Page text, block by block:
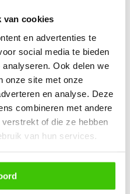
van cookies
en advertenties te
social media te bieden
Ook delen we
onze site met onze
en analyse. Deze
combineren met andere
of die ze hebben
van hun services.
pan
heeft vele voordelen. Wij
rij.
antiaanbaklaag door de
welke een basis heeft van
Hierdoor worden de
deel en worden ze ook qua
de warmte goed vast,
warm kunt maken.
voor de pannen van Lodge.
speciale pannen voor aan
leven lang met deze